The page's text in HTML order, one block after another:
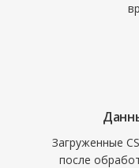
Загруженные
после